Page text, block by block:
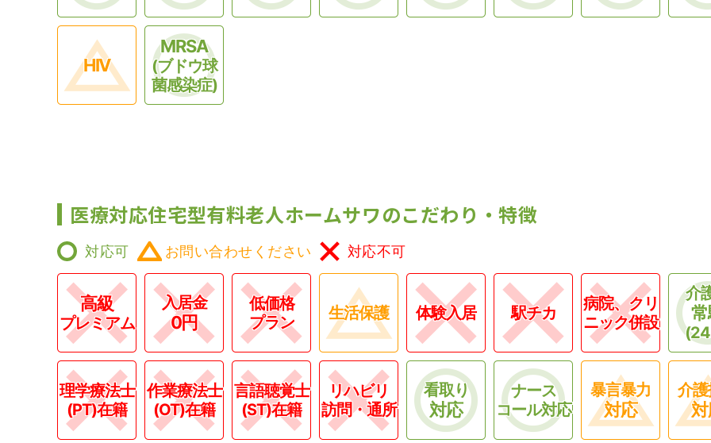
HIV
MRSA
(ブドウ球
菌感染症)
医療対応住宅型有料老人ホームサワのこだわり・特徴
対応可 お問い合わせください 対応不可
高級
プレミアム
入居金
0円
低価格
プラン
生活保護 体験入居 駅チカ
病院、クリ
ニック併設
介
理学療法士
(PT)在籍
作業療法士
(OT)在籍
言語聴覚士
(ST)在籍
リハビリ
訪問・通所
看取り
対応
ナース
コール対応
暴言暴力
対応
介